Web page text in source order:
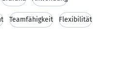
Teamfähigkeit Flexibilität